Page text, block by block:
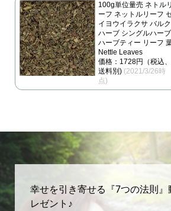
100g単位量売 ネトルリ
ーフ ネットルリーフ
イヨウイラクサ バルク
ハーブ シングルハーブ
ハーブティー リーフ
Nettle Leaves
価格：1728円（税込、
送料別) (2021/3/26時
点)
幸せを引き寄せる『7つの法則
レゼント♪